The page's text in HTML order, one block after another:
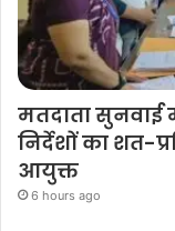
मतदाता सुनवाई
निर्देशों का शत-
आयुक्त
6 hours ago